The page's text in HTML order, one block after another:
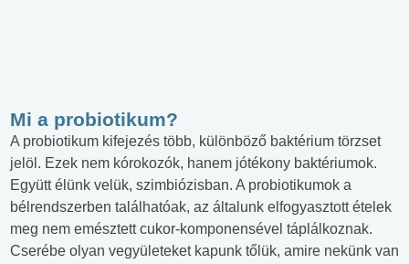
Mi a probiotikum?
A probiotikum kifejezés több, különböző baktérium törzset
jelöl. Ezek nem kórokozók, hanem jótékony baktériumok.
Együtt élünk velük, szimbiózisban. A probiotikumok a
bélrendszerben találhatóak, az általunk elfogyasztott ételek
meg nem emésztett cukor-komponensével táplálkoznak.
Cserébe olyan vegyületeket kapunk tőlük, amire nekünk van